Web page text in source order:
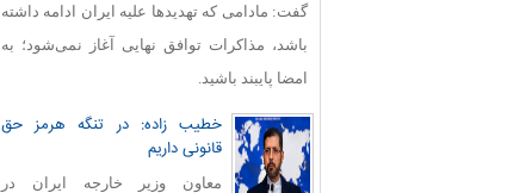
گفت: مادامی که تهدیدها علیه ایران ادامه داشته
باشد، مذاکرات توافق نهایی آغاز نمی‌شود؛ به
امضا پایبند باشید.
خطیب زاده: در تنگه هرمز حق
قانونی داریم
معاون وزیر خارجه ایران در